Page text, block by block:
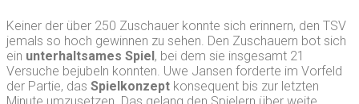
Keiner der über 250 Zuschauer konnte sich erinnern, den TSV
jemals so hoch gewinnen zu sehen. Den Zuschauern bot sich
ein unterhaltsames Spiel, bei dem sie insgesamt 21
Versuche bejubeln konnten. Uwe Jansen forderte im Vorfeld
der Partie, das Spielkonzept konsequent bis zur letzten
Minute umzusetzen. Das gelang den Spielern über weite